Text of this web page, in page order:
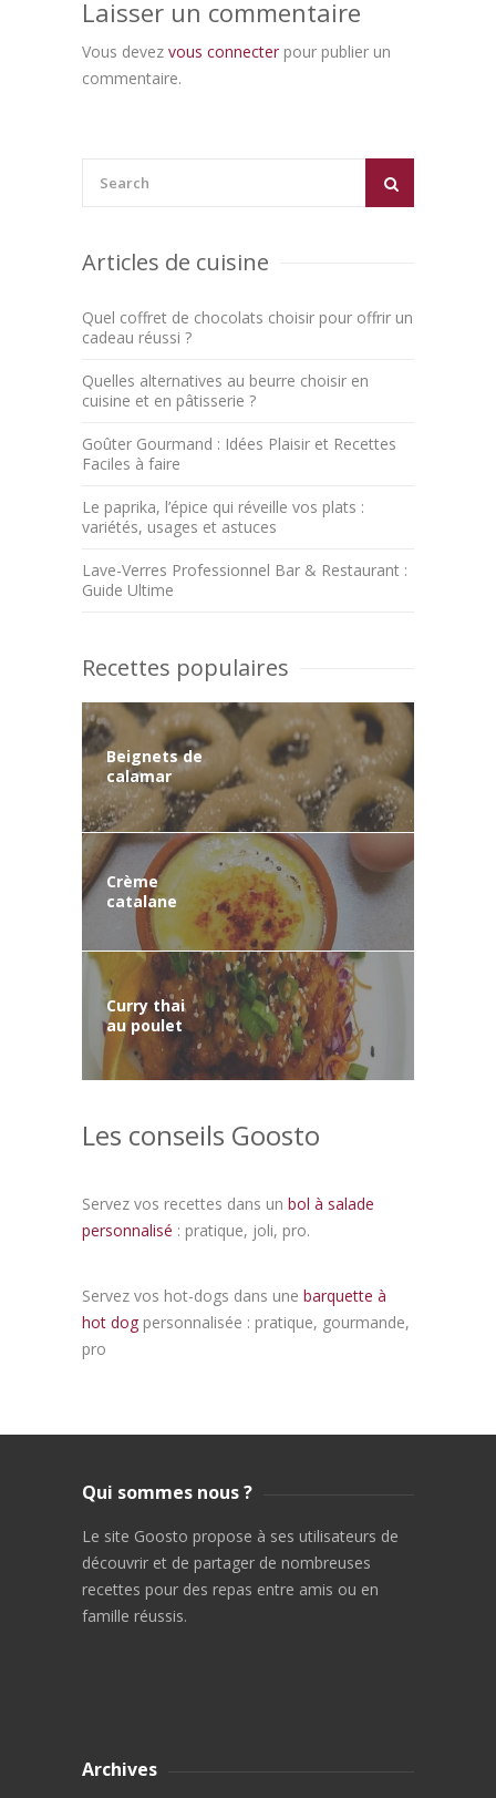
Laisser un commentaire
Vous devez vous connecter pour publier un
commentaire.
Articles de cuisine
Quel coffret de chocolats choisir pour offrir un
cadeau réussi ?
Quelles alternatives au beurre choisir en
cuisine et en pâtisserie ?
Goûter Gourmand : Idées Plaisir et Recettes
Faciles à faire
Le paprika, l’épice qui réveille vos plats :
variétés, usages et astuces
Lave-Verres Professionnel Bar & Restaurant :
Guide Ultime
Recettes populaires
Beignets de
calamar
Crème
catalane
Curry thai
au poulet
Les conseils Goosto
Servez vos recettes dans un bol à salade
personnalisé : pratique, joli, pro.
Servez vos hot-dogs dans une barquette à
hot dog personnalisée : pratique, gourmande,
pro
Qui sommes nous ?
Le site Goosto propose à ses utilisateurs de
découvrir et de partager de nombreuses
recettes pour des repas entre amis ou en
famille réussis.
Archives